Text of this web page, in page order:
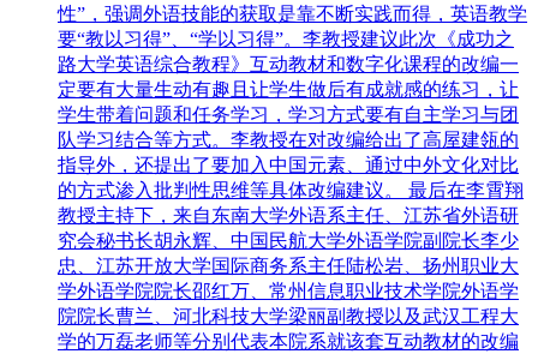
性”，强调外语技能的获取是靠不断实践而得，英语教学
要“教以习得”、“学以习得”。李教授建议此次《成功之
路大学英语综合教程》互动教材和数字化课程的改编一
定要有大量生动有趣且让学生做后有成就感的练习，让
学生带着问题和任务学习，学习方式要有自主学习与团
队学习结合等方式。李教授在对改编给出了高屋建瓴的
指导外，还提出了要加入中国元素、通过中外文化对比
的方式渗入批判性思维等具体改编建议。 最后在李霄翔
教授主持下，来自东南大学外语系主任、江苏省外语研
究会秘书长胡永辉、中国民航大学外语学院副院长李少
忠、江苏开放大学国际商务系主任陆松岩、扬州职业大
学外语学院院长邵红万、常州信息职业技术学院外语学
院院长曹兰、河北科技大学梁丽副教授以及武汉工程大
学的万磊老师等分别代表本院系就该套互动教材的改编